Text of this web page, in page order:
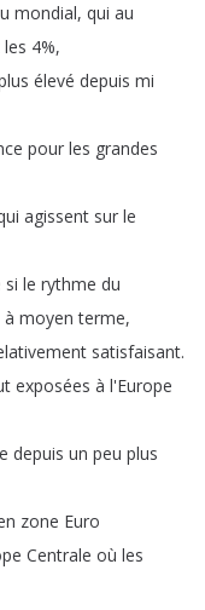
mondial, qui au
les 4%,
élevé depuis mi
pour les grandes
agissent sur le
si le rythme du
à moyen terme,
satisfaisant.
exposées à l'Europe
depuis un peu plus
zone Euro
Centrale où les